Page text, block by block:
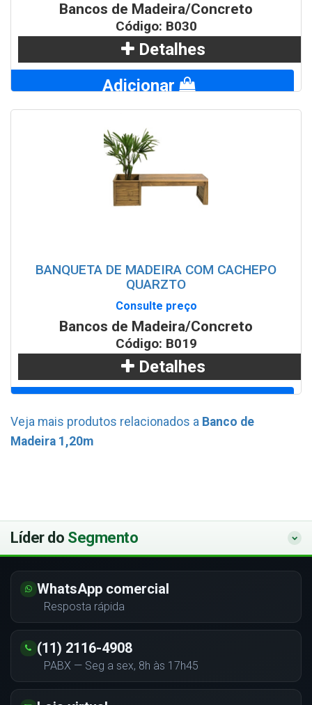
Bancos de Madeira/Concreto
Código: B030
Detalhes
Adicionar
WhatsApp
BANQUETA DE MADEIRA COM CACHEPO
QUARZTO
Consulte preço
Bancos de Madeira/Concreto
Código: B019
Detalhes
Veja mais produtos relacionados a Banco de
Madeira 1,20m
Líder do Segmento
WhatsApp comercial
Resposta rápida
(11) 2116-4908
PABX — Seg a sex, 8h às 17h45